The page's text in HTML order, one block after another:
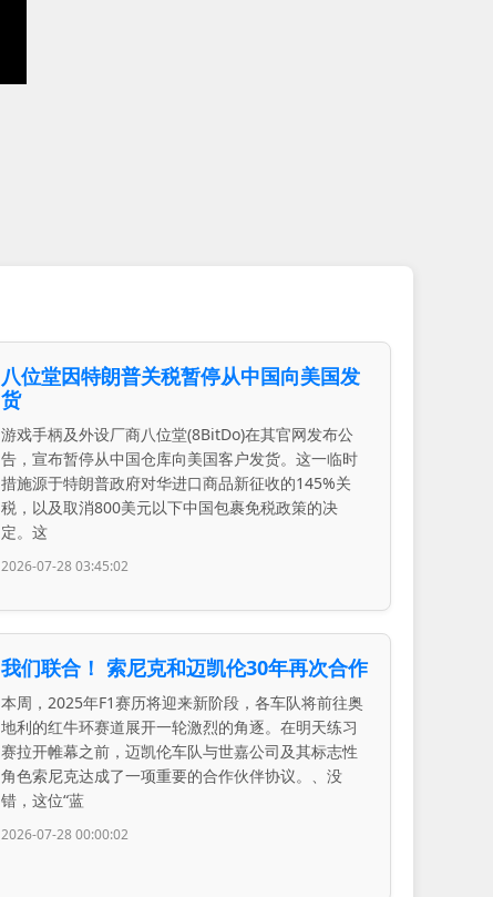
八位堂因特朗普关税暂停从中国向美国发
货
游戏手柄及外设厂商八位堂(8BitDo)在其官网发布公
告，宣布暂停从中国仓库向美国客户发货。这一临时
措施源于特朗普政府对华进口商品新征收的145%关
税，以及取消800美元以下中国包裹免税政策的决
定。这
2026-07-28 03:45:02
我们联合！ 索尼克和迈凯伦30年再次合作
本周，2025年F1赛历将迎来新阶段，各车队将前往奥
地利的红牛环赛道展开一轮激烈的角逐。在明天练习
赛拉开帷幕之前，迈凯伦车队与世嘉公司及其标志性
角色索尼克达成了一项重要的合作伙伴协议。、没
错，这位“蓝
2026-07-28 00:00:02